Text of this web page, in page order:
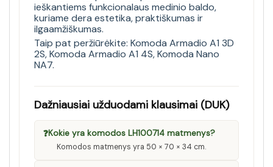
ieškantiems funkcionalaus medinio baldo,
kuriame dera estetika, praktiškumas ir
ilgaamžiškumas.
Taip pat peržiūrėkite: Komoda Armadio A1 3D
2S,Komoda Armadio A1 4S,Komoda Nano
NA7.
Dažniausiai užduodami klausimai (DUK)
❓Kokie yra komodos LH100714 matmenys?
Komodos matmenys yra 50 × 70 × 34 cm.